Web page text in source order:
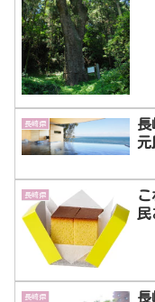
長崎県
長
元
長崎県
長崎県
長